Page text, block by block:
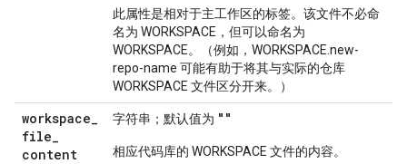
此属性是相对于主工作区的标签。该文件不必命
名为 WORKSPACE，但可以命名为
WORKSPACE。（例如，WORKSPACE.new-
repo-name 可能有助于将其与实际的仓库
WORKSPACE 文件区分开来。）
workspace_
file_
content
字符串；默认值为 ""
相应代码库的 WORKSPACE 文件的内容。